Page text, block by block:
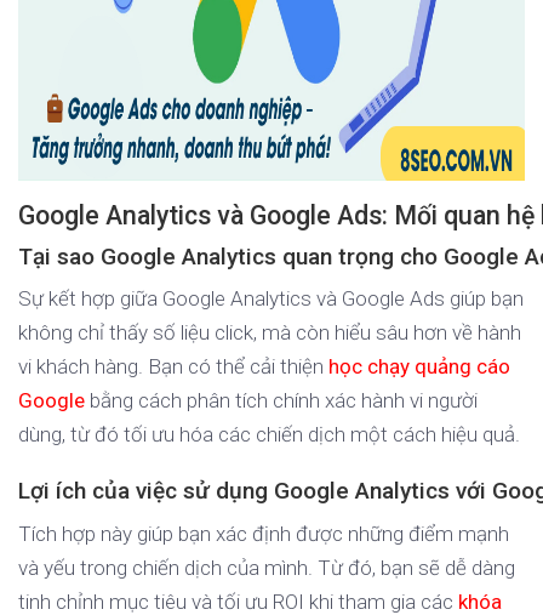
Google Analytics và Google Ads: Mối quan
Tại sao Google Analytics quan trọng cho Google
Sự kết hợp giữa Google Analytics và Google Ads giúp bạn
không chỉ thấy số liệu click, mà còn hiểu sâu hơn về hành
vi khách hàng. Bạn có thể cải thiện học chạy quảng cáo
Google bằng cách phân tích chính xác hành vi người
dùng, từ đó tối ưu hóa các chiến dịch một cách hiệu quả.
Lợi ích của việc sử dụng Google Analytics với
Tích hợp này giúp bạn xác định được những điểm mạnh
và yếu trong chiến dịch của mình. Từ đó, bạn sẽ dễ dàng
tinh chỉnh mục tiêu và tối ưu ROI khi tham gia các khóa